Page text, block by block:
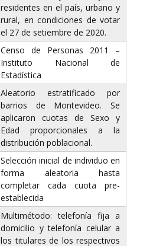
residentes en el país, urbano y
rural, en condiciones de votar
el 27 de setiembre de 2020.
Censo de Personas 2011 –
Instituto Nacional de
Estadística
Aleatorio estratificado por
barrios de Montevideo. Se
aplicaron cuotas de Sexo y
Edad proporcionales a la
distribución poblacional.
Selección inicial de individuo en
forma aleatoria hasta
completar cada cuota pre-
establecida
Multimétodo: telefonía fija a
domicilio y telefonía celular a
los titulares de los respectivos